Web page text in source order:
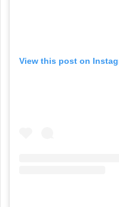
View this post on